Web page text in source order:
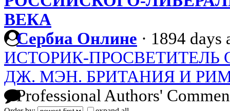
ВЕКА
Сербиа Онлине · 1894 days
ИСТОРИК-ПРОСВЕТИТЕЛЬ
ДЖ. МЭН. БРИТАНИЯ И
Professional Authors'